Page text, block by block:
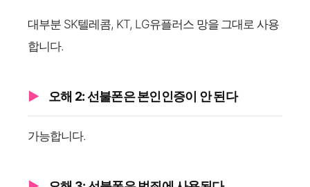
대부분 SK텔레콤, KT, LG유플러스 망을 그대로 사용
합니다.
오해 2: 선불폰은 본인인증이 안 된다
가능합니다.